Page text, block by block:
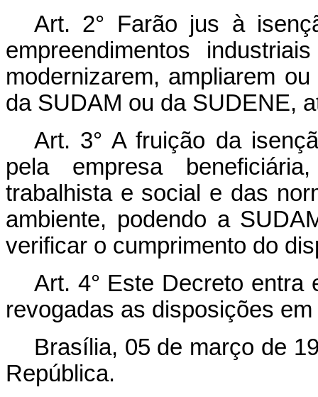
Art. 2° Farão jus à
empreendimentos
modernizarem, ampliarem
da SUDAM ou da SUDENE,
Art. 3° A fruição da
pela empresa
trabalhista e social e das
ambiente, podendo a
verificar o cumprimento do
Art. 4° Este Decreto entra
revogadas as disposições
Brasília, 05 de março de
República.